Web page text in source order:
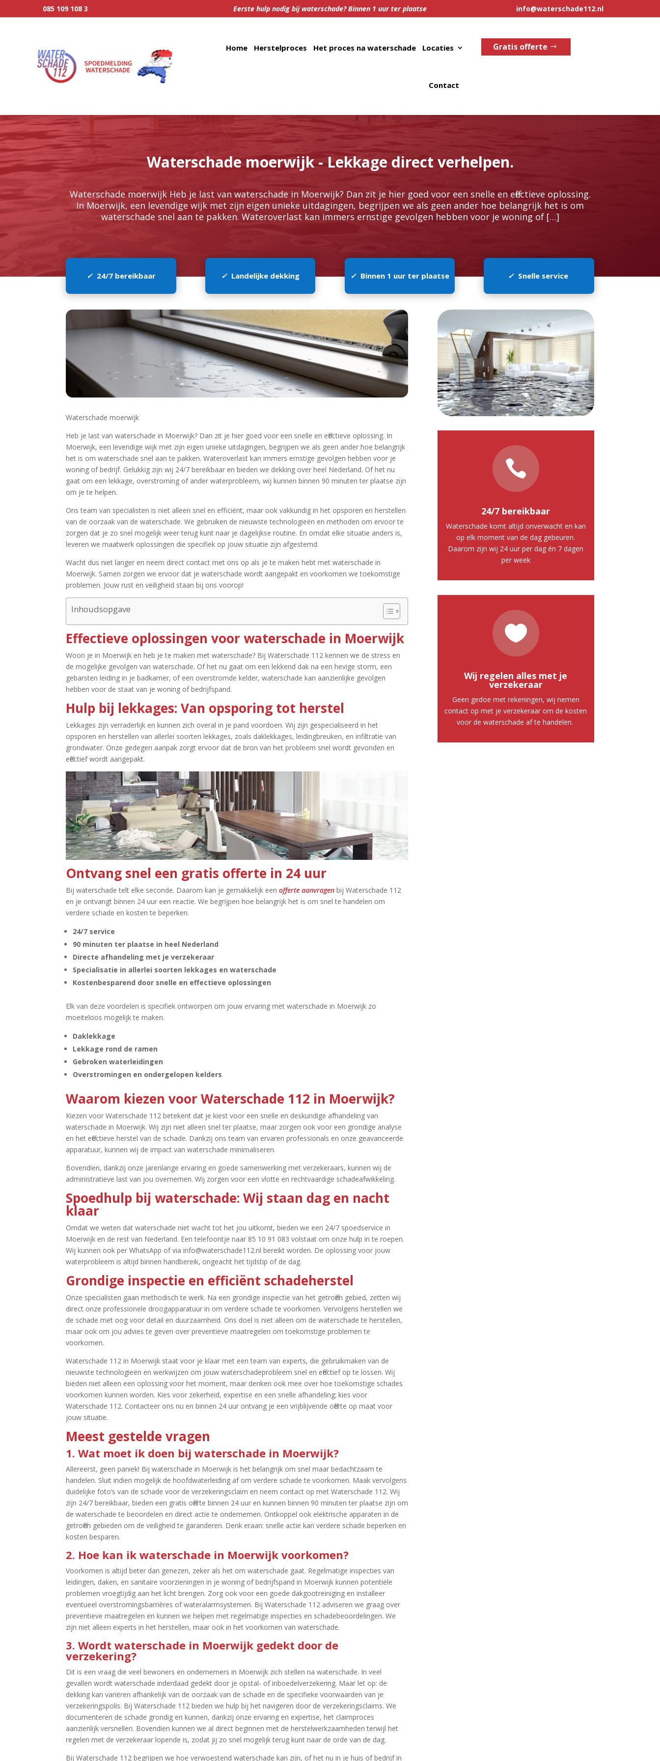
085 109 108 3 Eerste hulp nodig bij waterschade? Binnen 1 uur ter plaatse info@waterschade112.nl
Home Herstelproces Het proces na waterschade Locaties
Contact
Gratis offerte
Waterschade moerwijk - Lekkage direct verhelpen.
Waterschade moerwijk Heb je last van waterschade in Moerwijk? Dan zit je hier goed voor een snelle en effectieve oplossing.​
In Moerwijk, een levendige wijk met zijn eigen unieke uitdagingen, begrijpen we als geen ander hoe belangrijk het is om
waterschade snel aan te pakken.​ Wateroverlast kan immers ernstige gevolgen hebben voor je woning of […]
✓ 24/7 bereikbaar ✓ Landelijke dekking ✓Binnen 1 uur ter plaatse ✓Snelle service
Waterschade moerwijk
Heb je last van waterschade in Moerwijk? Dan zit je hier goed voor een snelle en effectieve oplossing.​ In
Moerwijk, een levendige wijk met zijn eigen unieke uitdagingen, begrijpen we als geen ander hoe belangrijk
het is om waterschade snel aan te pakken.​ Wateroverlast kan immers ernstige gevolgen hebben voor je
woning of bedrijf.​ Gelukkig zijn wij 24/7 bereikbaar en bieden we dekking over heel Nederland.​ Of het nu
gaat om een lekkage, overstroming of ander waterprobleem, wij kunnen binnen 90 minuten ter plaatse zijn
om je te helpen.​
Ons team van specialisten is niet alleen snel en efficiënt, maar ook vakkundig in het opsporen en herstellen
van de oorzaak van de waterschade.​ We gebruiken de nieuwste technologieën en methoden om ervoor te
zorgen dat je zo snel mogelijk weer terug kunt naar je dagelijkse routine.​ En omdat elke situatie anders is,
leveren we maatwerk oplossingen die specifiek op jouw situatie zijn afgestemd.​
Wacht dus niet langer en neem direct contact met ons op als je te maken hebt met waterschade in
Moerwijk.​ Samen zorgen we ervoor dat je waterschade wordt aangepakt en voorkomen we toekomstige
problemen.​ Jouw rust en veiligheid staan bij ons voorop!
Inhoudsopgave
Effectieve oplossingen voor waterschade in Moerwijk
Woon je in Moerwijk en heb je te maken met waterschade? Bij Waterschade 112 kennen we de stress en
de mogelijke gevolgen van waterschade.​ Of het nu gaat om een lekkend dak na een hevige storm, een
gebarsten leiding in je badkamer, of een overstromde kelder, waterschade kan aanzienlijke gevolgen
hebben voor de staat van je woning of bedrijfspand.​
Hulp bij lekkages: Van opsporing tot herstel
Lekkages zijn verraderlijk en kunnen zich overal in je pand voordoen.​ Wij zijn gespecialiseerd in het
opsporen en herstellen van allerlei soorten lekkages, zoals daklekkages, leidingbreuken, en infiltratie van
grondwater.​ Onze gedegen aanpak zorgt ervoor dat de bron van het probleem snel wordt gevonden en
effectief wordt aangepakt.​
Ontvang snel een gratis offerte in 24 uur
Bij waterschade telt elke seconde.​ Daarom kan je gemakkelijk eenofferte aanvragen bij Waterschade 112
en je ontvangt binnen 24 uur een reactie.​ We begrijpen hoe belangrijk het is om snel te handelen om
verdere schade en kosten te beperken.​
24/7 service
90 minuten ter plaatse in heel Nederland
Directe afhandeling met je verzekeraar
Specialisatie in allerlei soorten lekkages en waterschade
Kostenbesparend door snelle en effectieve oplossingen
Elk van deze voordelen is specifiek ontworpen om jouw ervaring met waterschade in Moerwijk zo
moeiteloos mogelijk te maken.​
Daklekkage
Lekkage rond de ramen
Gebroken waterleidingen
Overstromingen en ondergelopen kelders
Waarom kiezen voor Waterschade 112 in Moerwijk?
Kiezen voor Waterschade 112 betekent dat je kiest voor een snelle en deskundige afhandeling van
waterschade in Moerwijk.​ Wij zijn niet alleen snel ter plaatse, maar zorgen ook voor een grondige analyse
en het effectieve herstel van de schade.​ Dankzij ons team van ervaren professionals en onze geavanceerde
apparatuur, kunnen wij de impact van waterschade minimaliseren.​
Bovendien, dankzij onze jarenlange ervaring en goede samenwerking met verzekeraars, kunnen wij de
administratieve last van jou overnemen.​ Wij zorgen voor een vlotte en rechtvaardige schadeafwikkeling.​
Spoedhulp bij waterschade: Wij staan dag en nacht
klaar
Omdat we weten dat waterschade niet wacht tot het jou uitkomt, bieden we een 24/7 spoedservice in
Moerwijk en de rest van Nederland.​ Een telefoontje naar 85 10 91 083 volstaat om onze hulp in te roepen.​
Wij kunnen ook per WhatsApp of via info@waterschade112.​nl bereikt worden.​ De oplossing voor jouw
waterprobleem is altijd binnen handbereik, ongeacht het tijdstip of de dag.​
Grondige inspectie en efficiënt schadeherstel
Onze specialisten gaan methodisch te werk.​ Na een grondige inspectie van het getroffen gebied, zetten wij
direct onze professionele droogapparatuur in om verdere schade te voorkomen.​ Vervolgens herstellen we
de schade met oog voor detail en duurzaamheid.​ Ons doel is niet alleen om de waterschade te herstellen,
maar ook om jou advies te geven over preventieve maatregelen om toekomstige problemen te
voorkomen.​
Waterschade 112 in Moerwijk staat voor je klaar met een team van experts, die gebruikmaken van de
nieuwste technologieën en werkwijzen om jouw waterschadeprobleem snel en effectief op te lossen.​ Wij
bieden niet alleen een oplossing voor het moment, maar denken ook mee over hoe toekomstige schades
voorkomen kunnen worden.​ Kies voor zekerheid, expertise en een snelle afhandeling; kies voor
Waterschade 112.​ Contacteer ons nu en binnen 24 uur ontvang je een vrijblijvende offerte op maat voor
jouw situatie.​
Meest gestelde vragen
1.​ Wat moet ik doen bij waterschade in Moerwijk?
Allereerst, geen paniek! Bij waterschade in Moerwijk is het belangrijk om snel maar bedachtzaam te
handelen.​ Sluit indien mogelijk de hoofdwaterleiding af om verdere schade te voorkomen.​ Maak vervolgens
duidelijke foto’s van de schade voor de verzekeringsclaim en neem contact op met Waterschade 112.​ Wij
zijn 24/7 bereikbaar, bieden een gratis offerte binnen 24 uur en kunnen binnen 90 minuten ter plaatse zijn om
de waterschade te beoordelen en direct actie te ondernemen.​ Ontkoppel ook elektrische apparaten in de
getroffen gebieden om de veiligheid te garanderen.​ Denk eraan: snelle actie kan verdere schade beperken en
kosten besparen.​
2.​ Hoe kan ik waterschade in Moerwijk voorkomen?
Voorkomen is altijd beter dan genezen, zeker als het om waterschade gaat.​ Regelmatige inspecties van
leidingen, daken, en sanitaire voorzieningen in je woning of bedrijfspand in Moerwijk kunnen potentiële
problemen vroegtijdig aan het licht brengen.​ Zorg ook voor een goede dakgootreiniging en installeer
eventueel overstromingsbarrières of wateralarmsystemen.​ Bij Waterschade 112 adviseren we graag over
preventieve maatregelen en kunnen we helpen met regelmatige inspecties en schadebeoordelingen.​ We
zijn niet alleen experts in het herstellen, maar ook in het voorkomen van waterschade.​
3.​ Wordt waterschade in Moerwijk gedekt door de
verzekering?
Dit is een vraag die veel bewoners en ondernemers in Moerwijk zich stellen na waterschade.​ In veel
gevallen wordt waterschade inderdaad gedekt door je opstal- of inboedelverzekering.​ Maar let op: de
dekking kan variëren afhankelijk van de oorzaak van de schade en de specifieke voorwaarden van je
verzekeringspolis.​ Bij Waterschade 112 bieden we hulp bij het navigeren door de verzekeringsclaims.​ We
documenteren de schade grondig en kunnen, dankzij onze ervaring en expertise, het claimproces
aanzienlijk versnellen.​ Bovendien kunnen we al direct beginnen met de herstelwerkzaamheden terwijl het
regelen met de verzekeraar lopende is, zodat jij zo snel mogelijk terug kunt naar de orde van de dag.​
Bij Waterschade 112 begrijpen we hoe verwoestend waterschade kan zijn, of het nu in je huis of bedrijf in

24/7 bereikbaar
Waterschade komt altijd onverwacht en kan
op elk moment van de dag gebeuren.
Daarom zijn wij 24 uur per dag én 7 dagen
per week

Wij regelen alles met je
verzekeraar
Geen gedoe met rekeningen, wij nemen
contact op met je verzekeraar om de kosten
voor de waterschade af te handelen.